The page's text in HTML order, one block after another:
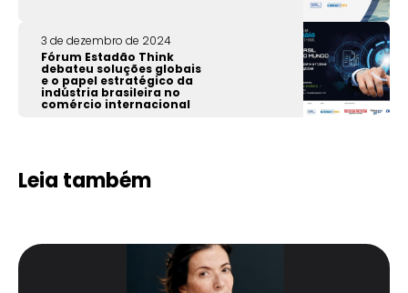
3 de dezembro de 2024
Fórum Estadão Think
debateu soluções globais
e o papel estratégico da
indústria brasileira no
comércio internacional
Leia também